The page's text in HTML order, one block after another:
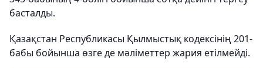
басталды.
Қазақстан Республикасы Қылмыстық кодексінің 201-
бабы бойынша өзге де мәліметтер жария етілмейді.